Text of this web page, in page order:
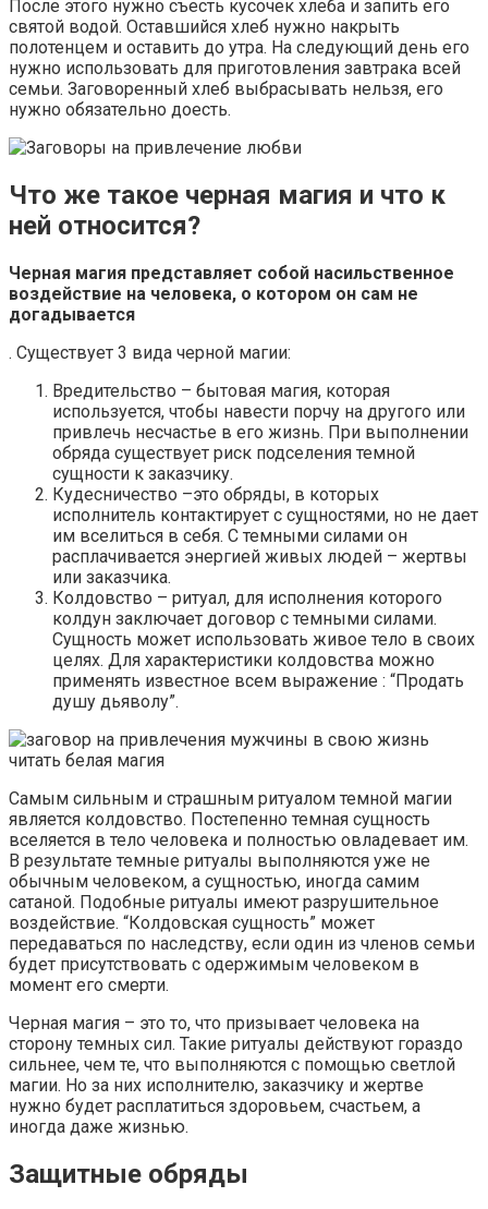
После этого нужно съесть кусочек хлеба и запить его
святой водой. Оставшийся хлеб нужно накрыть
полотенцем и оставить до утра. На следующий день его
нужно использовать для приготовления завтрака всей
семьи. Заговоренный хлеб выбрасывать нельзя, его
нужно обязательно доесть.
Что же такое черная магия и что к
ней относится?
Черная магия представляет собой насильственное
воздействие на человека, о котором он сам не
догадывается
. Существует 3 вида черной магии:
Вредительство – бытовая магия, которая
используется, чтобы навести порчу на другого или
привлечь несчастье в его жизнь. При выполнении
обряда существует риск подселения темной
сущности к заказчику.
Кудесничество –это обряды, в которых
исполнитель контактирует с сущностями, но не дает
им вселиться в себя. С темными силами он
расплачивается энергией живых людей – жертвы
или заказчика.
Колдовство – ритуал, для исполнения которого
колдун заключает договор с темными силами.
Сущность может использовать живое тело в своих
целях. Для характеристики колдовства можно
применять известное всем выражение : “Продать
душу дьяволу”.
Самым сильным и страшным ритуалом темной магии
является колдовство. Постепенно темная сущность
вселяется в тело человека и полностью овладевает им.
В результате темные ритуалы выполняются уже не
обычным человеком, а сущностью, иногда самим
сатаной. Подобные ритуалы имеют разрушительное
воздействие. “Колдовская сущность” может
передаваться по наследству, если один из членов семьи
будет присутствовать с одержимым человеком в
момент его смерти.
Черная магия – это то, что призывает человека на
сторону темных сил. Такие ритуалы действуют гораздо
сильнее, чем те, что выполняются с помощью светлой
магии. Но за них исполнителю, заказчику и жертве
нужно будет расплатиться здоровьем, счастьем, а
иногда даже жизнью.
Защитные обряды